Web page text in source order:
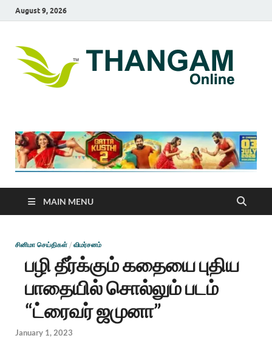
August 9, 2026
MAIN MENU
சினிமா செய்திகள் / விமர்சனம்
பழி தீர்க்கும் கதையை புதிய
பாதையில் சொல்லும் படம்
“ட்ரைவர் ஜமுனா”
January 1, 2023